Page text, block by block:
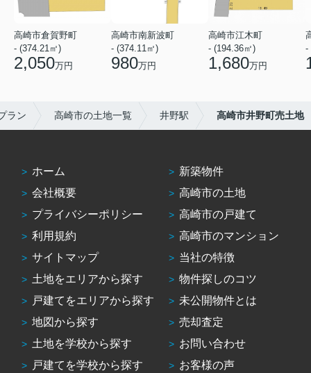
高崎市倉賀野町
- (374.21㎡)
2,050万円
高崎市南新波町
- (374.11㎡)
980万円
高崎市江木町
- (194.36㎡)
1,680万円
-
ラン 高崎市の土地一覧 井野駅 高崎市井野町売土地
ホーム
会社概要
プライバシーポリシー
利用規約
サイトマップ
土地をエリアから探す
戸建てをエリアから探す
地図から探す
土地を学校から探す
戸建てを学校から探す
新築物件
高崎市の土地
高崎市の戸建て
高崎市のマンション
当社の特徴
物件探しのコツ
未公開物件とは
売却査定
お問い合わせ
お客様の声